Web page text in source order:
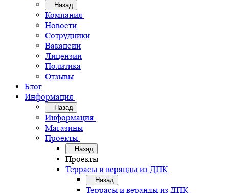
Назад
Компания
Новости
Сотрудники
Вакансии
Лицензии
Политика
Отзывы
Блог
Информация
Назад
Информация
Магазины
Проекты
Назад
Проекты
Террасы и веранды из ДПК
Назад
Террасы и веранды из ДПК